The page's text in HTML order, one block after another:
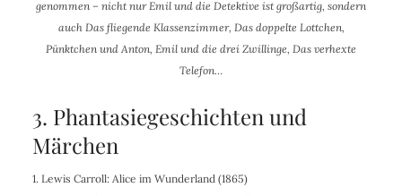
genommen – nicht nur Emil und die Detektive ist großartig, sondern
auch Das fliegende Klassenzimmer, Das doppelte Lottchen,
Pünktchen und Anton, Emil und die drei Zwillinge, Das verhexte
Telefon…
3. Phantasiegeschichten und
Märchen
1. Lewis Carroll: Alice im Wunderland (1865)